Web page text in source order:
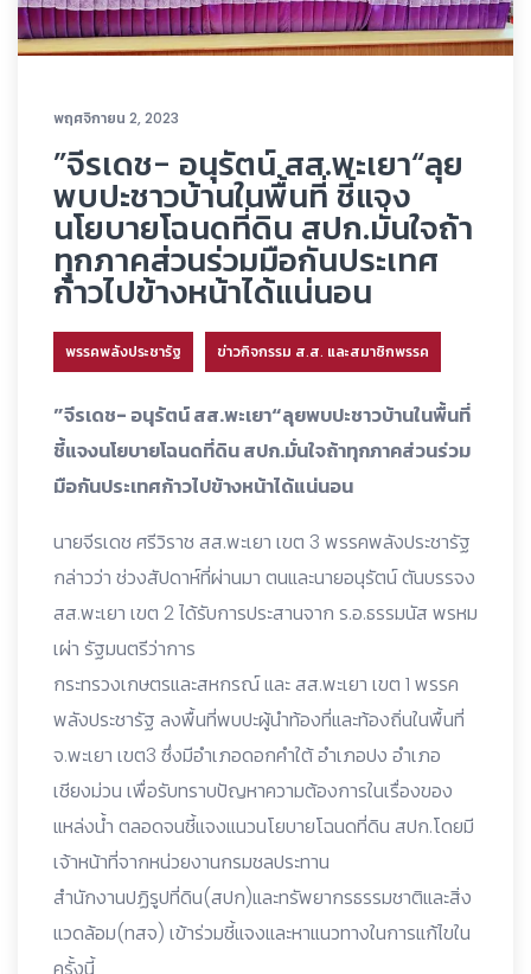
พฤศจิกายน 2, 2023
”จีรเดช- อนุรัตน์ สส.พะเยา“ลุย
พบปะชาวบ้านในพื้นที่ ชี้แจง
นโยบายโฉนดที่ดิน สปก.มั่นใจถ้า
ทุกภาคส่วนร่วมมือกันประเทศ
ก้าวไปข้างหน้าได้แน่นอน
พรรคพลังประชารัฐ ข่าวกิจกรรม ส.ส. และสมาชิกพรรค
”จีรเดช- อนุรัตน์ สส.พะเยา“ลุยพบปะชาวบ้านในพื้นที่
ชี้แจงนโยบายโฉนดที่ดิน สปก.มั่นใจถ้าทุกภาคส่วนร่วม
มือกันประเทศก้าวไปข้างหน้าได้แน่นอน
นายจีรเดช ศรีวิราช สส.พะเยา เขต 3 พรรคพลังประชารัฐ
กล่าวว่า ช่วงสัปดาห์ที่ผ่านมา ตนและนายอนุรัตน์ ตันบรรจง
สส.พะเยา เขต 2 ได้รับการประสานจาก ร.อ.ธรรมนัส พรหม
เผ่า รัฐมนตรีว่าการ
กระทรวงเกษตรและสหกรณ์ และ สส.พะเยา เขต 1 พรรค
พลังประชารัฐ ลงพื้นที่พบปะผู้นำท้องที่และท้องถิ่นในพื้นที่
จ.พะเยา เขต3 ซึ่งมีอำเภอดอกคำใต้ อำเภอปง อำเภอ
เชียงม่วน เพื่อรับทราบปัญหาความต้องการในเรื่องของ
แหล่งน้ำ ตลอดจนชี้แจงแนวนโยบายโฉนดที่ดิน สปก.โดยมี
เจ้าหน้าที่จากหน่วยงานกรมชลประทาน
สำนักงานปฏิรูปที่ดิน(สปก)และทรัพยากรธรรมชาติและสิ่ง
แวดล้อม(ทสจ) เข้าร่วมชี้แจงและหาแนวทางในการแก้ไขใน
ครั้งนี้